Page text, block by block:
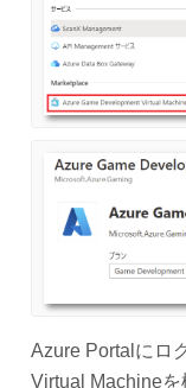
Azure Portalにロ
Virtual Machine